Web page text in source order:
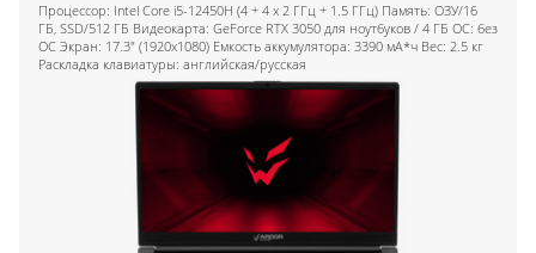
Процессор: Intel Core i5-12450H (4 + 4 x 2 ГГц + 1.5 ГГц) Память: ОЗУ/16
ГБ, SSD/512 ГБ Видеокарта: GeForce RTX 3050 для ноутбуков / 4 ГБ ОС: без
ОС Экран: 17.3" (1920x1080) Емкость аккумулятора: 3390 мА*ч Вес: 2.5 кг
Раскладка клавиатуры: английская/русская